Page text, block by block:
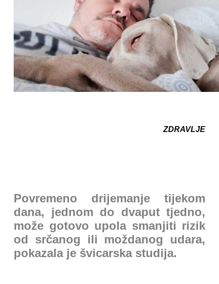
ZDRAVLJE
Povremeno drijemanje tijekom
dana, jednom do dvaput tjedno,
može gotovo upola smanjiti rizik
od srčanog ili moždanog udara,
pokazala je švicarska studija.